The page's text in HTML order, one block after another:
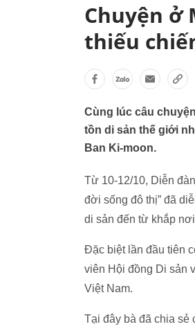
Chuyện ở
thiếu
Cùng lúc câu
tồn di sản thế giới
Ban Ki-moon.
Từ 10-12/10, Diễn
đời sống đô thị” đã
di sản đến từ khắp
Đặc biệt lần đầu tiên
viên Hội đồng Di sản
Việt Nam.
Tại đây bà đã chia sẻ